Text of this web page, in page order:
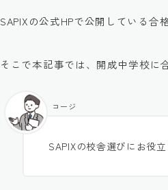
SAPIXの公式HPで公開している合
そこで本記事では、開成中学校に
SAPIXの校舎選びにお役立
コージ